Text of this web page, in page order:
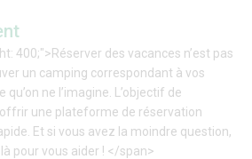
400;">Réserver des vacances n’est pas
un camping correspondant à vos
ne l’imagine. L’objectif de
une plateforme de réservation
Et si vous avez la moindre question,
pour vous aider ! </span>